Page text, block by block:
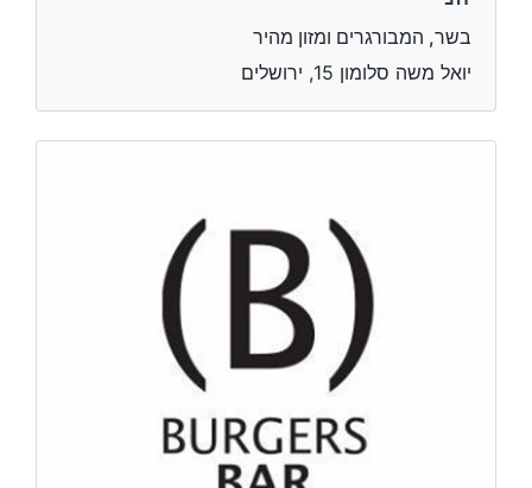
בשר, המבורגרים ומזון מהיר
יואל משה סלומון 15, ירושלים